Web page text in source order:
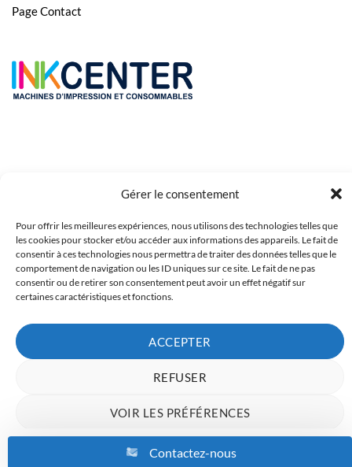
Gérer le consentement
Pour offrir les meilleures expériences, nous utilisons des technologies telles que
les cookies pour stocker et/ou accéder aux informations des appareils. Le fait de
consentir à ces technologies nous permettra de traiter des données telles que le
comportement de navigation ou les ID uniques sur ce site. Le fait de ne pas
consentir ou de retirer son consentement peut avoir un effet négatif sur
certaines caractéristiques et fonctions.
ACCEPTER
REFUSER
VOIR LES PRÉFÉRENCES
Charte de donnéesPolitique de confidentialité
Page Contact
Copyright 2023 © Inkcenter - Webdesign byMedia84
Contactez-nous